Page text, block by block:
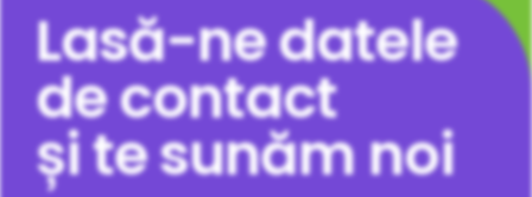
Lasă-ne datele
de contact
și te sunăm noi